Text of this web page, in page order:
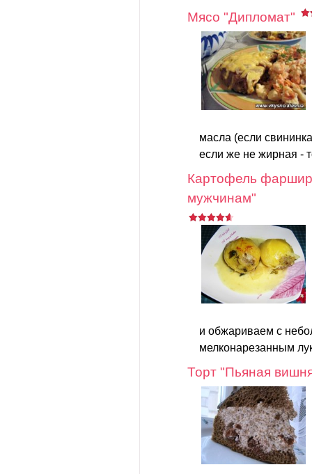
Мясо "Дипломат"
масла (если
если же не жирная -
Картофель
мужчинам"
и обжариваем с
мелконарезанным
Торт "Пьяная